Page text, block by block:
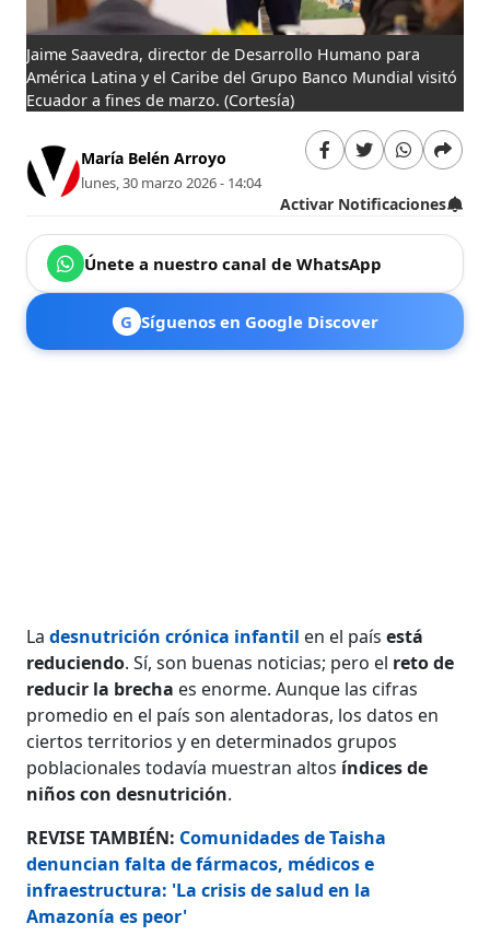
Jaime Saavedra, director de Desarrollo Humano para
América Latina y el Caribe del Grupo Banco Mundial visitó
Ecuador a fines de marzo. (Cortesía)
María Belén Arroyo
lunes, 30 marzo 2026 - 14:04
Activar Notificaciones
Únete a nuestro canal de WhatsApp
G Síguenos en Google Discover
Ladesnutrición crónica infantil en el paísestá
reduciendo. Sí, son buenas noticias; pero el reto de
reducir la brecha es enorme. Aunque las cifras
promedio en el país son alentadoras, los datos en
ciertos territorios y en determinados grupos
poblacionales todavía muestran altos índices de
niños con desnutrición.
REVISE TAMBIÉN: Comunidades de Taisha
denuncian falta de fármacos, médicos e
infraestructura: 'La crisis de salud en la
Amazonía es peor'